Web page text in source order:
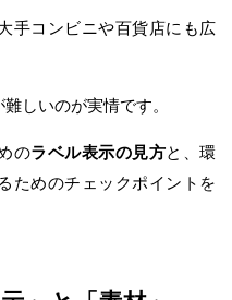
手コンビニや百貨店にも広
しいのが実情です。
のラベル表示の見方と、環
ためのチェックポイントを